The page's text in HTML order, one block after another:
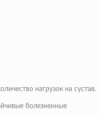
нагрузок на сустав.
болезненные